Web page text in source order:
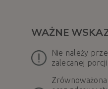
WAŻNE
Nie należy
zalecanej